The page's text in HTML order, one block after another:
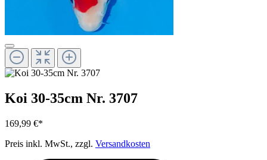
Koi 30-35cm Nr. 3707
169,99 €*
Preis inkl. MwSt., zzgl. Versandkosten